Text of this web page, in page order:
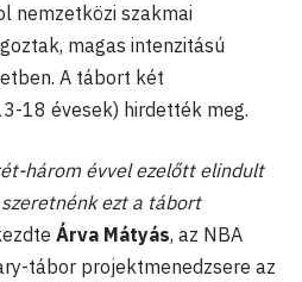
nemzetközi szakmai
magas intenzitású
A tábort két
18 évesek) hirdették meg.
három évvel ezelőtt elindult
ezt a tábort
Árva Mátyás, az NBA
tábor projektmenedzsere az